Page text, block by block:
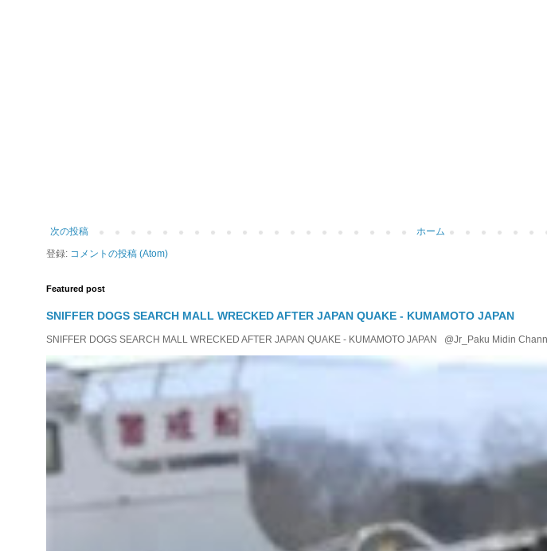
次の投稿
ホーム
登録: コメントの投稿 (Atom)
Featured post
SNIFFER DOGS SEARCH MALL WRECKED AFTER JAPAN QUAKE - KUMAMOTO JAPAN
SNIFFER DOGS SEARCH MALL WRECKED AFTER JAPAN QUAKE - KUMAMOTO JAPAN @Jr_Paku Midin